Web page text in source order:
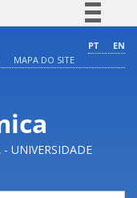
Comunica BR
à informação
Legislação
PT
EN
MAPA DO SITE
UNIVERSIDADE